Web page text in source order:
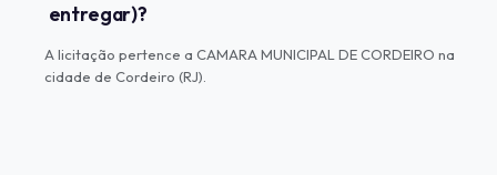
entregar)?
A licitação pertence a CAMARA MUNICIPAL DE CORDEIRO na
cidade de Cordeiro (RJ).